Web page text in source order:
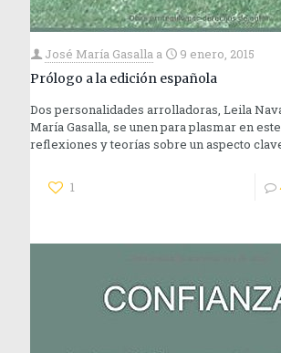
José María Gasalla a
9 enero, 2015
Prólogo a la edición española
Dos personalidades arrolladoras, Leila
María Gasalla, se unen para plasmar en
reflexiones y teorías sobre un aspecto
1